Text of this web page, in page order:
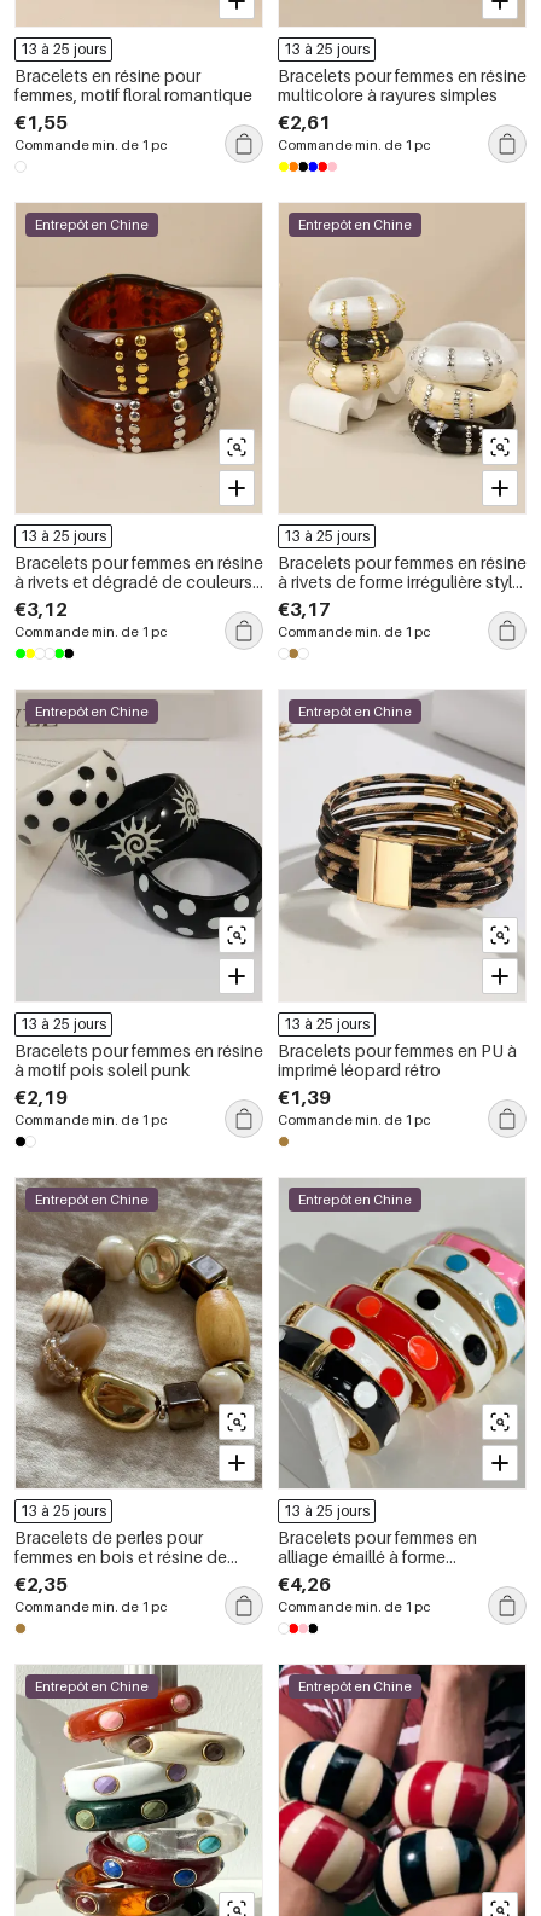
13 à 25 jours
Bracelets en résine pour
femmes, motif floral romantique
€1,55
Commande min. de 1 pc
13 à 25 jours
Bracelets pour femmes en résine
multicolore à rayures simples
€2,61
Commande min. de 1 pc
Entrepôt en Chine
13 à 25 jours
Bracelets pour femmes en résine
à rivets et dégradé de couleurs
punk
€3,12
Commande min. de 1 pc
Entrepôt en Chine
13 à 25 jours
Bracelets pour femmes en résine
à rivets de forme irrégulière style
punk
€3,17
Commande min. de 1 pc
Entrepôt en Chine
13 à 25 jours
Bracelets pour femmes en résine
à motif pois soleil punk
€2,19
Commande min. de 1 pc
Entrepôt en Chine
13 à 25 jours
Bracelets pour femmes en PU à
imprimé léopard rétro
€1,39
Commande min. de 1 pc
Entrepôt en Chine
13 à 25 jours
Bracelets de perles pour
femmes en bois et résine de
forme irrégulière
€2,35
Commande min. de 1 pc
Entrepôt en Chine
13 à 25 jours
Bracelets pour femmes en
alliage émaillé à forme
géométrique
€4,26
Commande min. de 1 pc
Entrepôt en Chine Entrepôt en Chine